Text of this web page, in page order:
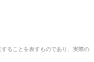
ることを表すものであり、実際の